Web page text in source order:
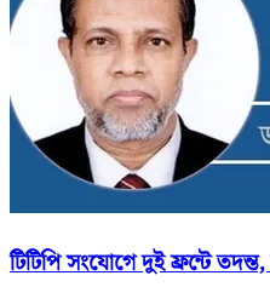
টিটিপি সংযোগে দুই ফ্রন্টে